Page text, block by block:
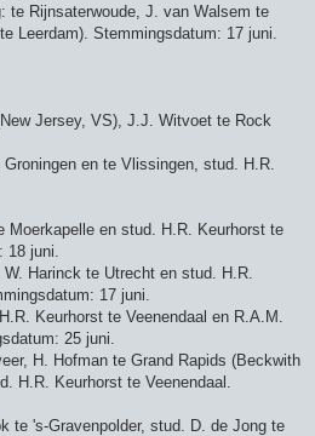
te Rijnsaterwoude, J. van Walsem te
Leerdam). Stemmingsdatum: 17 juni.
Jersey, VS), J.J. Witvoet te Rock
en te Vlissingen, stud. H.R.
Moerkapelle en stud. H.R. Keurhorst te
juni.
Harinck te Utrecht en stud. H.R.
17 juni.
Keurhorst te Veenendaal en R.A.M.
25 juni.
H. Hofman te Grand Rapids (Beckwith
H.R. Keurhorst te Veenendaal.
te 's-Gravenpolder, stud. D. de Jong te